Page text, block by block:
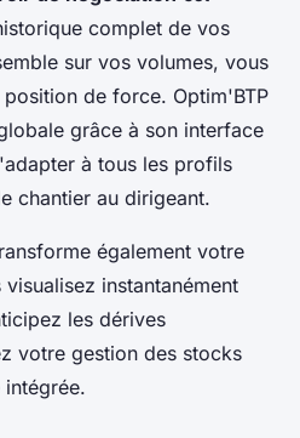
complet de vos
sur vos volumes, vous
de force. Optim'BTP
grâce à son interface
à tous les profils
chantier au dirigeant.
également votre
instantanément
les dérives
votre gestion des stocks